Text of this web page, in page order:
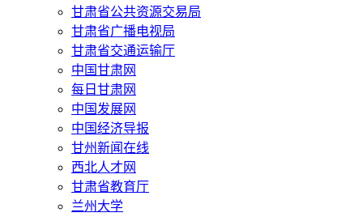
甘肃省公共资源交易局
甘肃省广播电视局
甘肃省交通运输厅
中国甘肃网
每日甘肃网
中国发展网
中国经济导报
甘州新闻在线
西北人才网
甘肃省教育厅
兰州大学